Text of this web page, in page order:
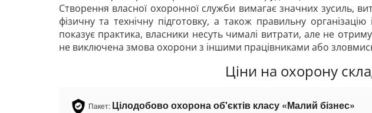
Створення власної охоронної служби вимагає значних зусиль,
фізичну та технічну підготовку, а також правильну
показує практика, власники несуть чималі витрати, але не
не виключена змова охорони з іншими працівниками або
Ціни на охорону
Пакет: Цілодобово охорона об'єктів класу «Малий бізнес»